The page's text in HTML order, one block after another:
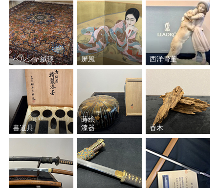
ペルシャ絨毯 屏風 西洋骨董
書道具
蒔絵
漆器
香木